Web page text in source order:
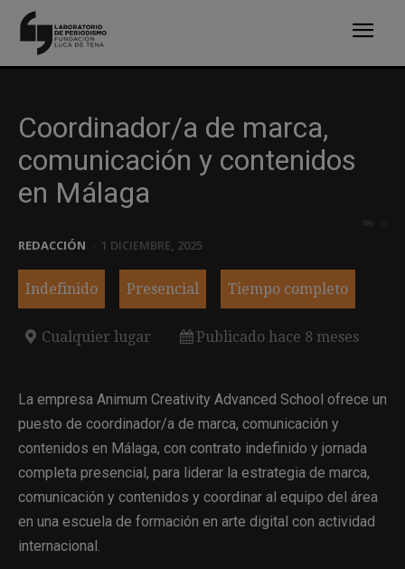
Coordinador/a de marca,
comunicación y contenidos
en Málaga
REDACCIÓN 1 DICIEMBRE, 2025
Indefinido Presencial Tiempo completo
Cualquier lugar Publicado hace 8 meses
La empresa Animum Creativity Advanced School ofrece un
puesto de coordinador/a de marca, comunicación y
contenidos en Málaga, con contrato indefinido y jornada
completa presencial, para liderar la estrategia de marca,
comunicación y contenidos y coordinar al equipo del área
en una escuela de formación en arte digital con actividad
internacional.